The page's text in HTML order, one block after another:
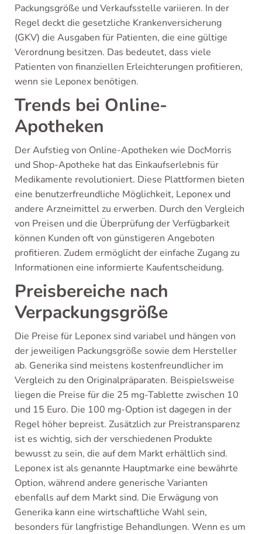
Packungsgröße und Verkaufsstelle variieren. In der
Regel deckt die gesetzliche Krankenversicherung
(GKV) die Ausgaben für Patienten, die eine gültige
Verordnung besitzen. Das bedeutet, dass viele
Patienten von finanziellen Erleichterungen profitieren,
wenn sie Leponex benötigen.
Trends bei Online-
Apotheken
Der Aufstieg von Online-Apotheken wie DocMorris
und Shop-Apotheke hat das Einkaufserlebnis für
Medikamente revolutioniert. Diese Plattformen bieten
eine benutzerfreundliche Möglichkeit, Leponex und
andere Arzneimittel zu erwerben. Durch den Vergleich
von Preisen und die Überprüfung der Verfügbarkeit
können Kunden oft von günstigeren Angeboten
profitieren. Zudem ermöglicht der einfache Zugang zu
Informationen eine informierte Kaufentscheidung.
Preisbereiche nach
Verpackungsgröße
Die Preise für Leponex sind variabel und hängen von
der jeweiligen Packungsgröße sowie dem Hersteller
ab. Generika sind meistens kostenfreundlicher im
Vergleich zu den Originalpräparaten. Beispielsweise
liegen die Preise für die 25 mg-Tablette zwischen 10
und 15 Euro. Die 100 mg-Option ist dagegen in der
Regel höher bepreist. Zusätzlich zur Preistransparenz
ist es wichtig, sich der verschiedenen Produkte
bewusst zu sein, die auf dem Markt erhältlich sind.
Leponex ist als genannte Hauptmarke eine bewährte
Option, während andere generische Varianten
ebenfalls auf dem Markt sind. Die Erwägung von
Generika kann eine wirtschaftliche Wahl sein,
besonders für langfristige Behandlungen. Wenn es um